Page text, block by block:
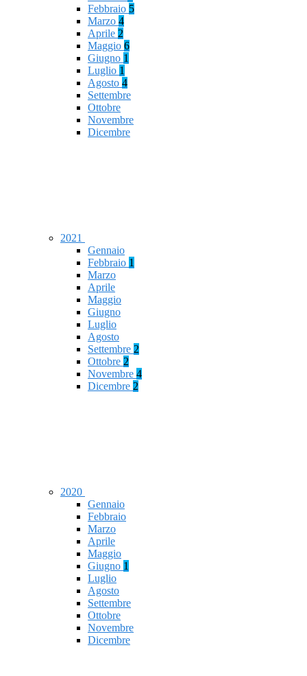
Febbraio 5
Marzo 4
Aprile 2
Maggio 6
Giugno 1
Luglio 1
Agosto 4
Settembre
Ottobre
Novembre
Dicembre
2021
Gennaio
Febbraio 1
Marzo
Aprile
Maggio
Giugno
Luglio
Agosto
Settembre 2
Ottobre 2
Novembre 4
Dicembre 2
2020
Gennaio
Febbraio
Marzo
Aprile
Maggio
Giugno 1
Luglio
Agosto
Settembre
Ottobre
Novembre
Dicembre